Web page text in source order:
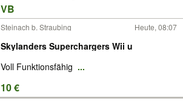
VB
Steinach b. Straubing Heute, 08:07
Skylanders Superchargers Wii u
Voll Funktionsfähig ...
10 €